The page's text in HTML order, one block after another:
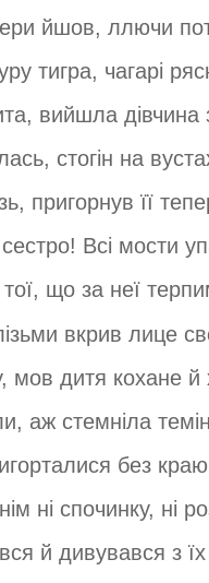
йшов, ллючи
тигра, чагарі
вийшла дівчина
стогін на
пригорнув її
Всі мости
що за неї
вкрив лице
мов дитя кохане й
аж стемніла
без
ні спочинку, ні
й дивувався з